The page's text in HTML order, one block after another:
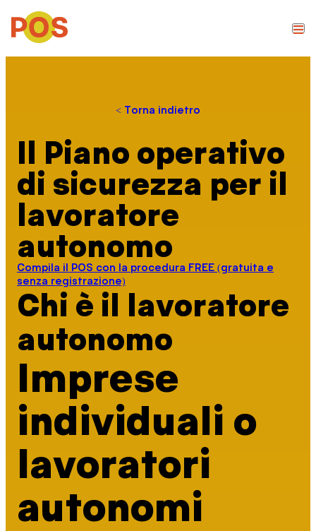
< Torna indietro
Il Piano operativo
di sicurezza per il
lavoratore
autonomo
Compila il POS con la procedura FREE (gratuita e
senza registrazione)
Chi è il lavoratore
autonomo
Imprese
individuali o
lavoratori
autonomi